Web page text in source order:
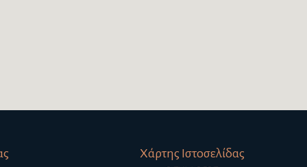
Χάρτης Ιστοσελίδας